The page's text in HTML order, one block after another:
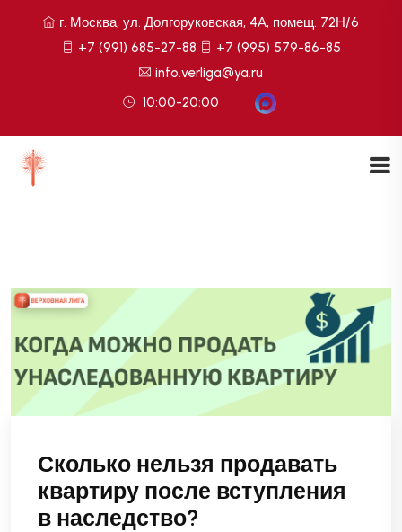
г. Москва, ул. Долгоруковская, 4А, помещ. 72Н/6
+7 (991) 685-27-88
+7 (995) 579-86-85
info.verliga@ya.ru
10:00-20:00
Сколько нельзя продавать
квартиру после вступления
в наследство?